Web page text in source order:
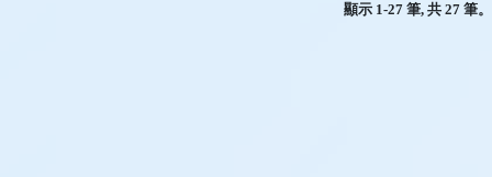
顯示 1-27 筆, 共 27 筆。